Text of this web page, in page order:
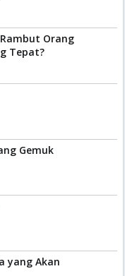
Orang
Tepat?
Gemuk
yang Akan